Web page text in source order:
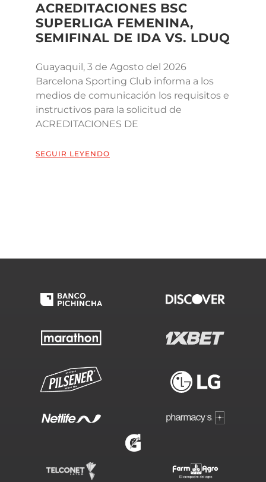
ACREDITACIONES BSC
SUPERLIGA FEMENINA,
SEMIFINAL DE IDA VS. LDUQ
Guayaquil, 3 de Agosto del 2026
Barcelona Sporting Club informa a los
medios de comunicación los requisitos e
instructivos para la solicitud de
ACREDITACIONES DE
SEGUIR LEYENDO